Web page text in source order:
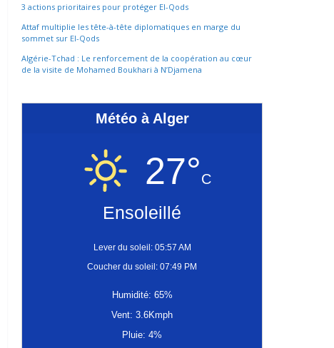
3 actions prioritaires pour protéger El-Qods
Attaf multiplie les tête-à-tête diplomatiques en marge du
sommet sur El-Qods
Algérie-Tchad : Le renforcement de la coopération au cœur
de la visite de Mohamed Boukhari à N’Djamena
Météo à Alger
27°C
Ensoleillé
Lever du soleil: 05:57 AM
Coucher du soleil: 07:49 PM
Humidité: 65%
Vent: 3.6Kmph
Pluie: 4%